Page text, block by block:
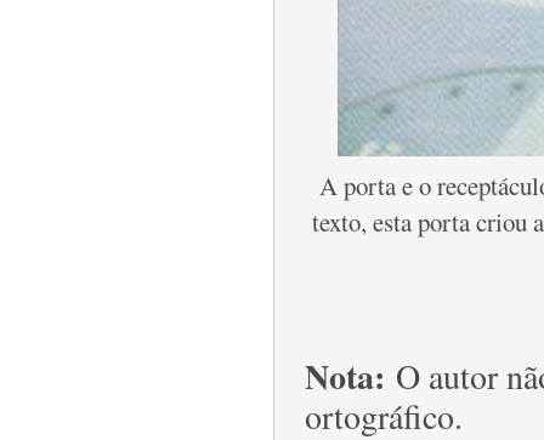
A porta e o
texto, esta porta criou
Nota: O autor
ortográfico.